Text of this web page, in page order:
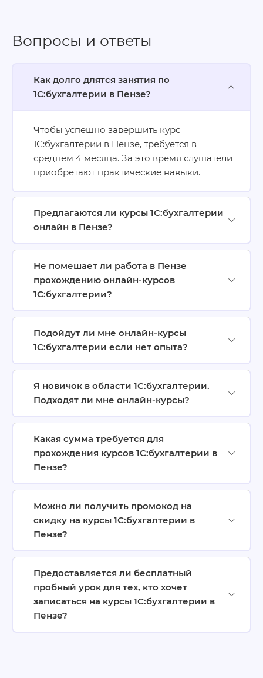
Вопросы и ответы
Как долго длятся занятия по
1С:бухгалтерии в Пензе?
Чтобы успешно завершить курс
1С:бухгалтерии в Пензе, требуется в
среднем 4 месяца. За это время слушатели
приобретают практические навыки.
Предлагаются ли курсы 1С:бухгалтерии
онлайн в Пензе?
Не помешает ли работа в Пензе
прохождению онлайн-курсов
1С:бухгалтерии?
Подойдут ли мне онлайн-курсы
1С:бухгалтерии если нет опыта?
Я новичок в области 1С:бухгалтерии.
Подходят ли мне онлайн-курсы?
Какая сумма требуется для
прохождения курсов 1С:бухгалтерии в
Пензе?
Можно ли получить промокод на
скидку на курсы 1С:бухгалтерии в
Пензе?
Предоставляется ли бесплатный
пробный урок для тех, кто хочет
записаться на курсы 1С:бухгалтерии в
Пензе?